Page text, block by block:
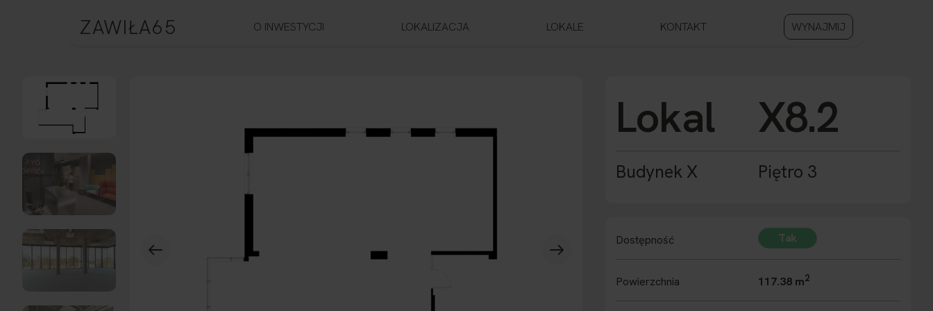
ZAWIŁA65 O INWESTYCJI LOKALIZACJA LOKALE KONTAKT WYNAJMIJ
Lokal X8.2
Budynek X Piętro 3
Dostępność Tak
Powierzchnia 117.38 m2